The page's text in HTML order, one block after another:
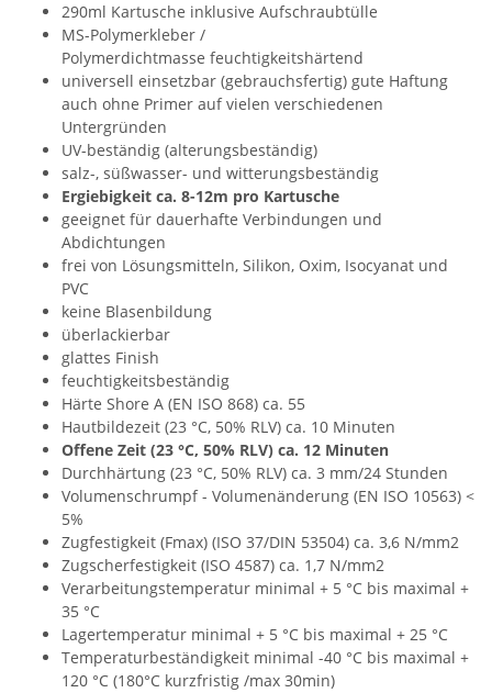
290ml Kartusche inklusive Aufschraubtülle
MS-Polymerkleber /
Polymerdichtmasse feuchtigkeitshärtend
universell einsetzbar (gebrauchsfertig) gute Haftung
auch ohne Primer auf vielen verschiedenen
Untergründen
UV-beständig (alterungsbeständig)
salz-, süßwasser- und witterungsbeständig
Ergiebigkeit ca. 8-12m pro Kartusche
geeignet für dauerhafte Verbindungen und
Abdichtungen
frei von Lösungsmitteln, Silikon, Oxim, Isocyanat und
PVC
keine Blasenbildung
überlackierbar
glattes Finish
feuchtigkeitsbeständig
Härte Shore A (EN ISO 868) ca. 55
Hautbildezeit (23 °C, 50% RLV) ca. 10 Minuten
Offene Zeit (23 °C, 50% RLV) ca. 12 Minuten
Durchhärtung (23 °C, 50% RLV) ca. 3 mm/24 Stunden
Volumenschrumpf - Volumenänderung (EN ISO 10563) <
5%
Zugfestigkeit (Fmax) (ISO 37/DIN 53504) ca. 3,6 N/mm2
Zugscherfestigkeit (ISO 4587) ca. 1,7 N/mm2
Verarbeitungstemperatur minimal + 5 °C bis maximal +
35 °C
Lagertemperatur minimal + 5 °C bis maximal + 25 °C
Temperaturbeständigkeit minimal -40 °C bis maximal +
120 °C (180°C kurzfristig /max 30min)